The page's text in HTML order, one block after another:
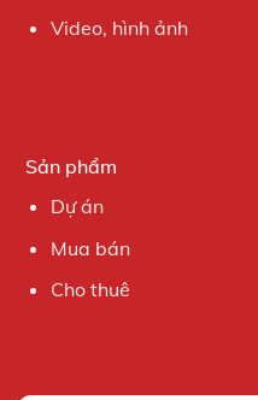
Video, hình ảnh
Sản phẩm
Dự án
Mua bán
Cho thuê